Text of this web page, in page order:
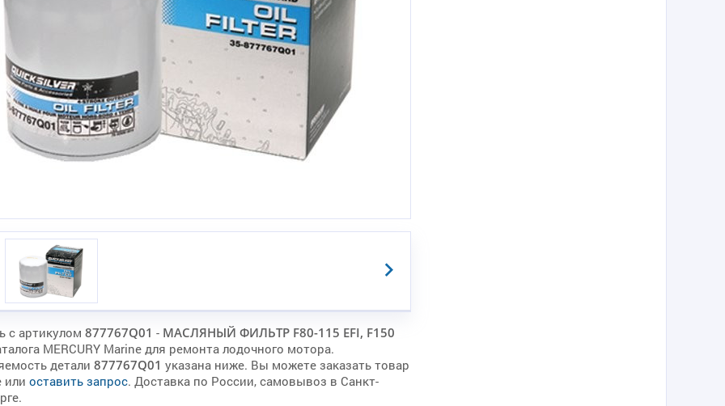
с артикулом 877767Q01 - МАСЛЯНЫЙ ФИЛЬТР F80-115 EFI, F150
MERCURY Marine для ремонта лодочного мотора.
детали 877767Q01 указана ниже. Вы можете заказать товар
или оставить запрос. Доставка по России, самовывоз в Санкт-